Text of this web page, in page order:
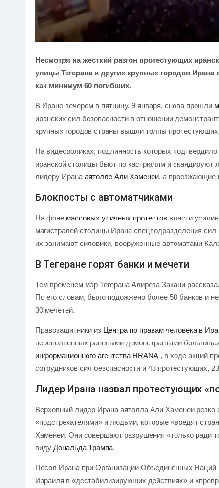
Несмотря на жесткий разгон протестующих
улицы Тегерана и других крупных городов
как минимум 60 погибших.
В Иране вечером в пятницу, 9 января, снова прошли
иранских сил безопасности в отношении
крупных городов страны вышли толпы
На видеороликах, подлинность которых
иранской столицы бьют по кастрюлям и скандируют
лидеру Ирана аятолле Али Хаменеи, а проезжающие
Блокпосты с автоматчиками
На фоне массовых уличных протестов власти
магистралей столицы Ирана спецподразделения
их занимают силовики, вооруженные автоматами
В Тегеране горят банки и мечети
Тем временем мэр Тегерана Алиреза Закани
По его словам, было подожжено более 50 банков и
30 мечетей.
Правозащитники из Центра по правам человека в
переполненных ранеными демонстрантами
информационного агентства HRANA , в ходе акций
сотрудников сил безопасности и 48 протестующих,
Лидер Ирана назвал протестующих
Верховный лидер Ирана аятолла Али Хаменеи
«подстрекателями» и людьми, которые «вредят
Хаменеи. Они совершают разрушения «только ради
виду Дональда Трампа.
Посол Ирана при Организации Объединенных Наций
Израиля в «дестабилизирующих действиях» и